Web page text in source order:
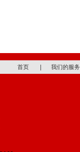
首页 我们的服务